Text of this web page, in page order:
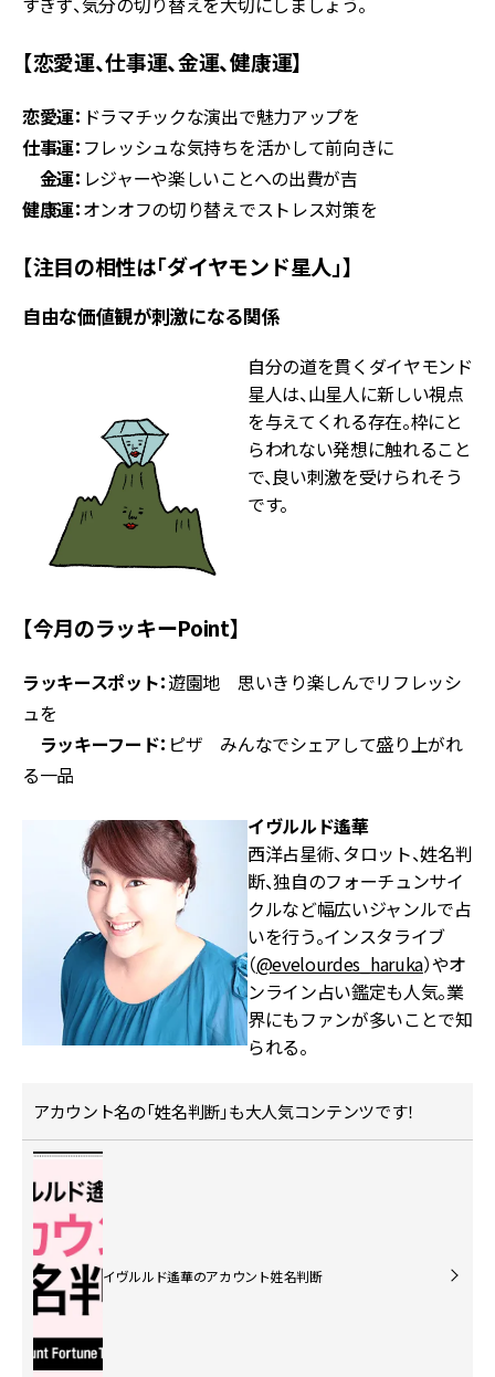
【恋愛運、仕事運、金運、健康運】
恋愛運： ドラマチックな演出で魅力アップを
仕事運： フレッシュな気持ちを活かして前向きに
金運： レジャーや楽しいことへの出費が吉
健康運：オンオフの切り替えでストレス対策を
【注目の相性は「ダイヤモンド星人」】
自由な価値観が刺激になる関係
自分の道を貫くダイヤモンド
星人は、山星人に新しい視点
を与えてくれる存在。枠にと
らわれない発想に触れること
で、良い刺激を受けられそう
です。
【今月のラッキーPoint】
ラッキースポット：遊園地 思いきり楽しんでリフレッシ
ュを
ラッキーフード： ピザ みんなでシェアして盛り上がれ
る一品
イヴルルド遙華
西洋占星術、タロット、姓名判
断、独自のフォーチュンサイ
クルなど幅広いジャンルで占
いを行う。インスタライブ
（@evelourdes_haruka）やオ
ンライン占い鑑定も人気。業
界にもファンが多いことで知
られる。
アカウント名の「姓名判断」も大人気コンテンツです！
イヴルルド遙華のアカウント姓名判断